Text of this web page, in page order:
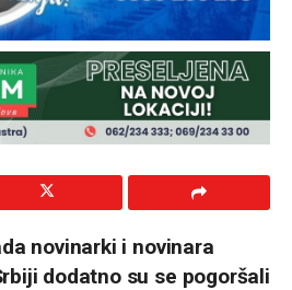
novinarki i novinara
dodatno su se pogoršali